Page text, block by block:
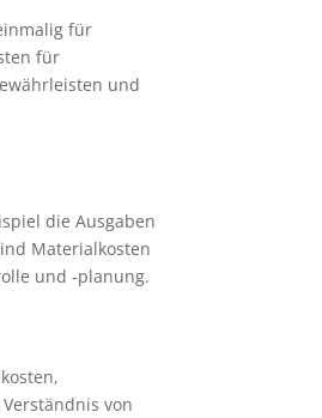
für
für
und
die Ausgaben
Materialkosten
und -planung.
von